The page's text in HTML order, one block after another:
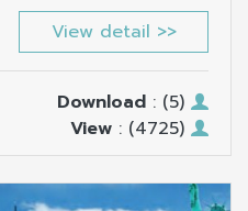
View detail >>
Download : (5)
View : (4725)